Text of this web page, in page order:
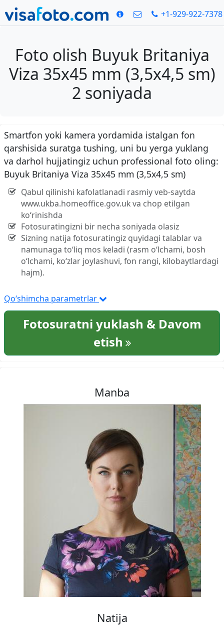
+1-929-922-7378
Foto olish Buyuk Britaniya
Viza 35x45 mm (3,5x4,5 sm)
2 soniyada
Smartfon yoki kamera yordamida istalgan fon
qarshisida suratga tushing, uni bu yerga yuklang
va darhol hujjatingiz uchun professional foto oling:
Buyuk Britaniya Viza 35x45 mm (3,5x4,5 sm)
Qabul qilinishi kafolatlanadi rasmiy veb-saytda
www.ukba.homeoffice.gov.uk va chop etilgan
ko‘rinishda
Fotosuratingizni bir necha soniyada olasiz
Sizning natija fotosuratingiz quyidagi talablar va
namunaga to‘liq mos keladi (rasm o‘lchami, bosh
o‘lchami, ko‘zlar joylashuvi, fon rangi, kilobaytlardagi
hajm).
Qo‘shimcha parametrlar
Fotosuratni yuklash & Davom
etish
Manba
Natija